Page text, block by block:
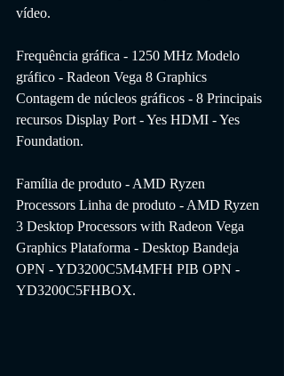
vídeo.
Frequência gráfica - 1250 MHz Modelo
gráfico - Radeon Vega 8 Graphics
Contagem de núcleos gráficos - 8 Principais
recursos Display Port - Yes HDMI - Yes
Foundation.
Família de produto - AMD Ryzen
Processors Linha de produto - AMD Ryzen
3 Desktop Processors with Radeon Vega
Graphics Plataforma - Desktop Bandeja
OPN - YD3200C5M4MFH PIB OPN -
YD3200C5FHBOX.